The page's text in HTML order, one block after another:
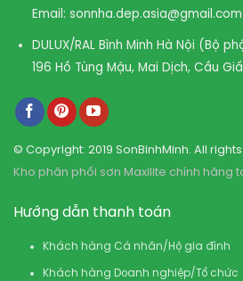
Email: sonnha.dep.asia@gmail.com
DULUX/RAL Bình Minh Hà Nội (Bộ
196 Hồ Tùng Mậu, Mai Dịch, Cầu
© Copyright: 2019 SonBinhMinh. All
Kho phân phối sơn Maxilite chính hãng
Hướng dẫn thanh toán
Khách hàng Cá nhân/Hộ gia đình
Khách hàng Doanh nghiệp/Tổ chức